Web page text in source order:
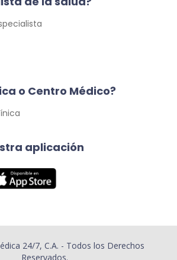
o Centro Médico?
aplicación
24/7, C.A. - Todos los Derechos
Reservados.